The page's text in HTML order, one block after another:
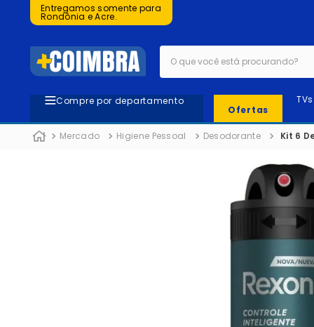
Entregamos somente para
Rondônia e Acre.
O que você está procurando?
Compre por departamento
Ofertas
TVs
Mercado Higiene Pessoal Desodorante Kit 6